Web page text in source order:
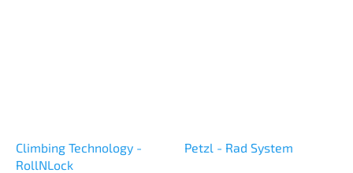
Climbing Technology -
RollNLock
Petzl - Rad System